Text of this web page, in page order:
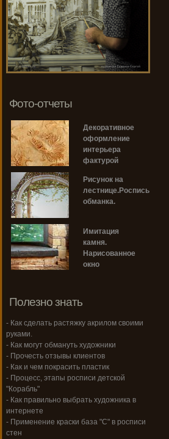
Фото-отчеты
Декоративное
оформление
интерьера
фактурой
Рисунок на
лестнице.Роспись
обманка.
Имитация
камня.
Нарисованное
окно
Полезно знать
- Как сделать растяжку акрилом своими
руками.
- Как могут обмануть художники
- Прочесть отзывы клиентов
- Как и чем покрасить пластик
- Процесс, этапы росписи детской
"Корабль"
- Как правильно выбрать художника в
интернете
- Применение краски база "С" в росписи
стен